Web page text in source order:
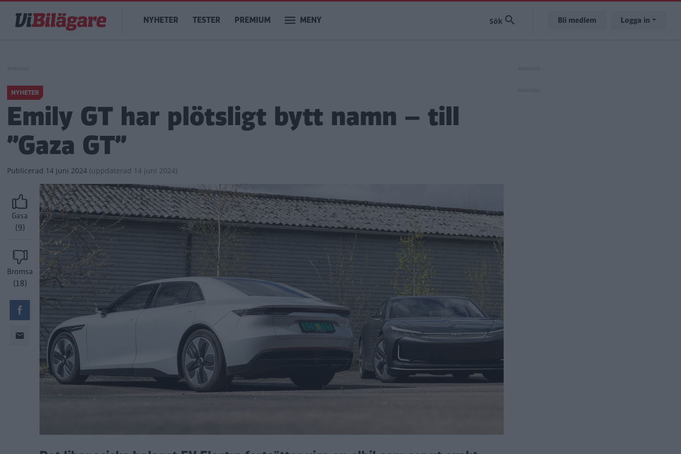
huvudinnehåll
Main
navigation
NYHETER TESTER PREMIUM MENY Bli medlem Logga in
NYHETER
Emily GT har plötsligt bytt namn – till
”Gaza GT”
Publicerad 14 juni 2024 (uppdaterad 14 juni 2024)
Gasa
(9)
Bromsa
(18)